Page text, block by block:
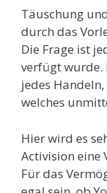
Täuschung
durch das
Die Frage ist
verfügt wurde.
jedes
welches
Hier wird es
Activision eine
Für das